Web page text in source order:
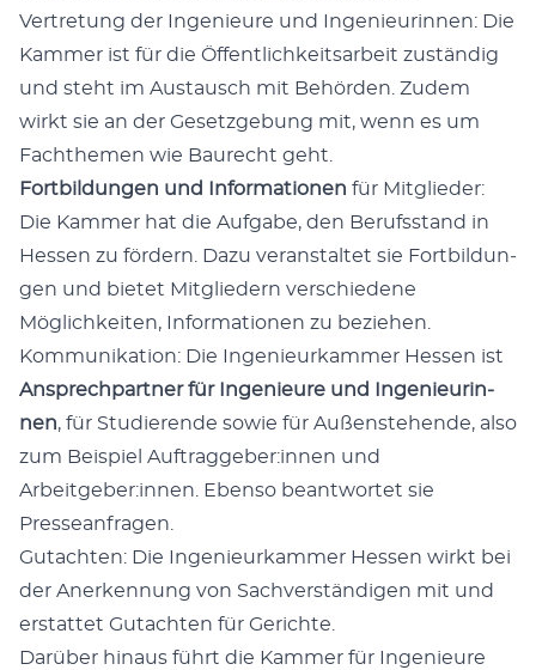
Vertre­tung der Inge­nieure und Inge­nieurin­nen: Die
Kam­mer ist für die Öffentlichkeit­sar­beit zuständig
und ste­ht im Aus­tausch mit Behör­den. Zudem
wirkt sie an der Geset­zge­bung mit, wenn es um
Fachthe­men wie Bau­recht geht.
Fort­bil­dun­gen und Infor­ma­tio­nen für Mit­glieder:
Die Kam­mer hat die Auf­gabe, den Beruf­s­stand in
Hes­sen zu fördern. Dazu ver­anstal­tet sie Fort­bil­dun­
gen und bietet Mit­gliedern ver­schiedene
Möglichkeit­en, Infor­ma­tio­nen zu beziehen.
Kom­mu­nika­tion: Die Inge­nieurkam­mer Hes­sen ist
Ansprech­part­ner für Inge­nieure und Inge­nieurin­
nen, für Studierende sowie für Außen­ste­hende, also
zum Beispiel Auftraggeber:innen und
Arbeitgeber:innen. Eben­so beant­wortet sie
Pressean­fra­gen.
Gutacht­en: Die Inge­nieurkam­mer Hes­sen wirkt bei
der Anerken­nung von Sachver­ständi­gen mit und
erstat­tet Gutacht­en für Gerichte.
Darüber hin­aus führt die Kam­mer für Inge­nieure